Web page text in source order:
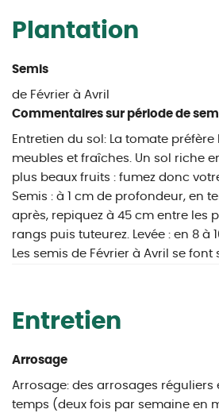
Plantation
Semis
de Février à Avril
Commentaires sur période de
Entretien du sol: La tomate préfère
meubles et fraîches. Un sol riche
plus beaux fruits : fumez donc
Semis : à 1 cm de profondeur, en
après, repiquez à 45 cm entre les
rangs puis tuteurez. Levée : en 8 à
Les semis de Février à Avril se font
Entretien
Arrosage
Arrosage: des arrosages réguliers
temps (deux fois par semaine en